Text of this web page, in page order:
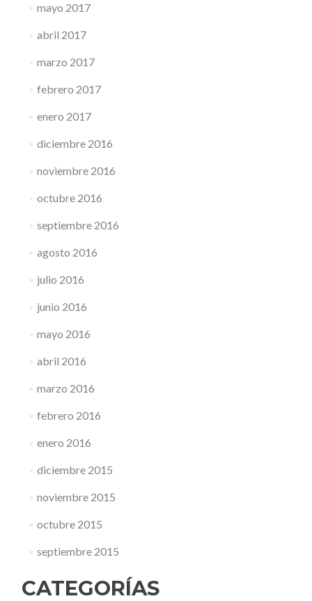
mayo 2017
abril 2017
marzo 2017
febrero 2017
enero 2017
diciembre 2016
noviembre 2016
octubre 2016
septiembre 2016
agosto 2016
julio 2016
junio 2016
mayo 2016
abril 2016
marzo 2016
febrero 2016
enero 2016
diciembre 2015
noviembre 2015
octubre 2015
septiembre 2015
CATEGORÍAS